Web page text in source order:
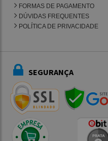
FORMAS DE PAGAMENTO
DÚVIDAS FREQUENTES
POLÍTICA DE PRIVACIDADE
SEGURANÇA